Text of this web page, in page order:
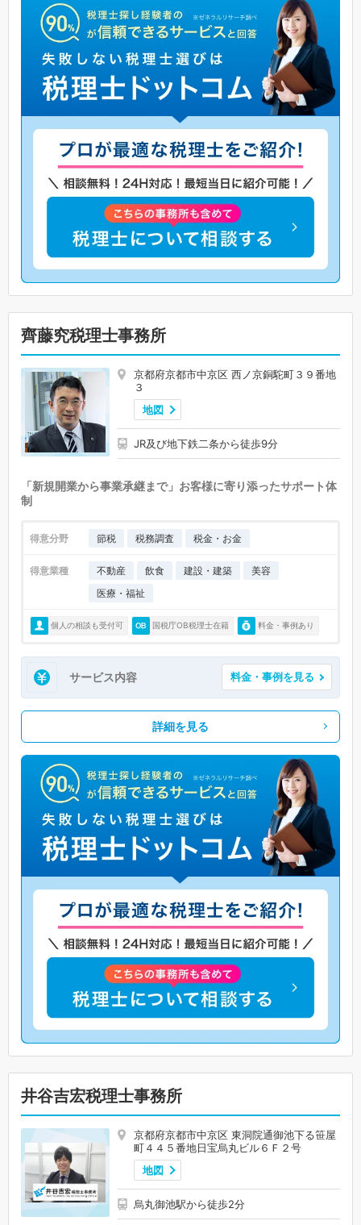
齊藤究税理士事務所
京都府京都市中京区 西ノ京銅駝町３９番地
３
地図
JR及び地下鉄二条から徒歩9分
「新規開業から事業承継まで」お客様に寄り添ったサポート体
制
得意分野 節税 税務調査 税金・お金
得意業種 不動産 飲食 建設・建築
美容
医療・福祉
個人の相談も受付可 国税庁OB税理士在籍 料金・事例あり
サービス内容 料金・事例を見る
詳細を見る
井谷吉宏税理士事務所
京都府京都市中京区 東洞院通御池下る笹屋
町４４５番地日宝烏丸ビル６Ｆ２号
地図
烏丸御池駅から徒歩2分